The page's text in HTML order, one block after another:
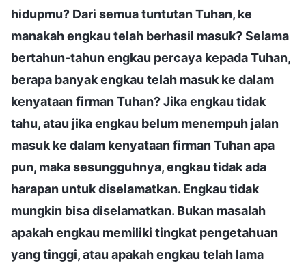
hidupmu? Dari semua tuntutan Tuhan, ke
manakah engkau telah berhasil masuk? Selama
bertahun-tahun engkau percaya kepada Tuhan,
berapa banyak engkau telah masuk ke dalam
kenyataan firman Tuhan? Jika engkau tidak
tahu, atau jika engkau belum menempuh jalan
masuk ke dalam kenyataan firman Tuhan apa
pun, maka sesungguhnya, engkau tidak ada
harapan untuk diselamatkan. Engkau tidak
mungkin bisa diselamatkan. Bukan masalah
apakah engkau memiliki tingkat pengetahuan
yang tinggi, atau apakah engkau telah lama